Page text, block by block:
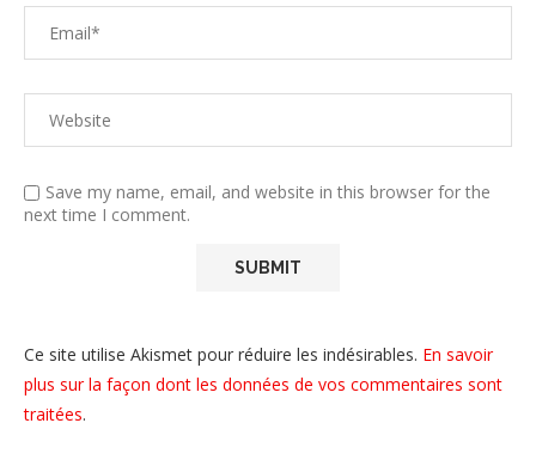
Save my name, email, and website in this browser for the
next time I comment.
Ce site utilise Akismet pour réduire les indésirables. En savoir
plus sur la façon dont les données de vos commentaires sont
traitées.